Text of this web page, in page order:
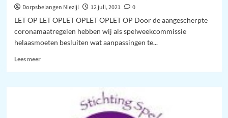
Dorpsbelangen Niezijl 12 juli, 2021
0
LET OP LET OPLET OPLET OPLET OP Door de aangescherpte
coronamaatregelen hebben wij als spelweekcommissie
helaasmoeten besluiten wat aanpassingen te...
Lees meerLees